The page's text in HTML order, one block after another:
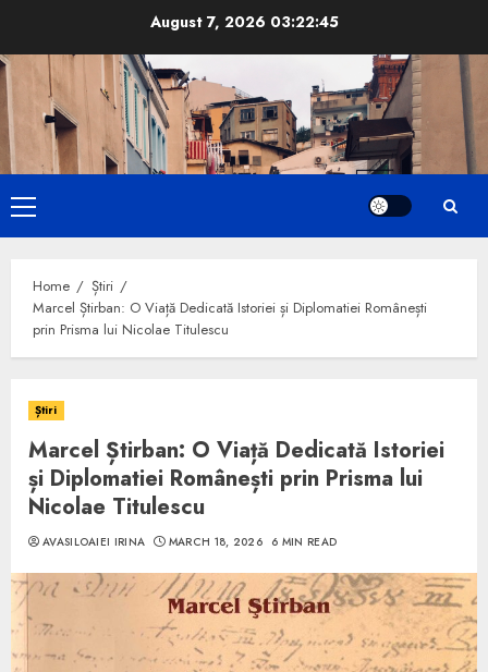
content
August 7, 2026 03:22:46
Primary
Menu
Home
Știri
Marcel Știrban: O Viață Dedicată Istoriei și Diplomatiei Românești
prin Prisma lui Nicolae Titulescu
Știri
Marcel Știrban: O Viață Dedicată Istoriei
și Diplomatiei Românești prin Prisma lui
Nicolae Titulescu
AVASILOAIEI IRINA MARCH 18, 2026 6 MIN READ